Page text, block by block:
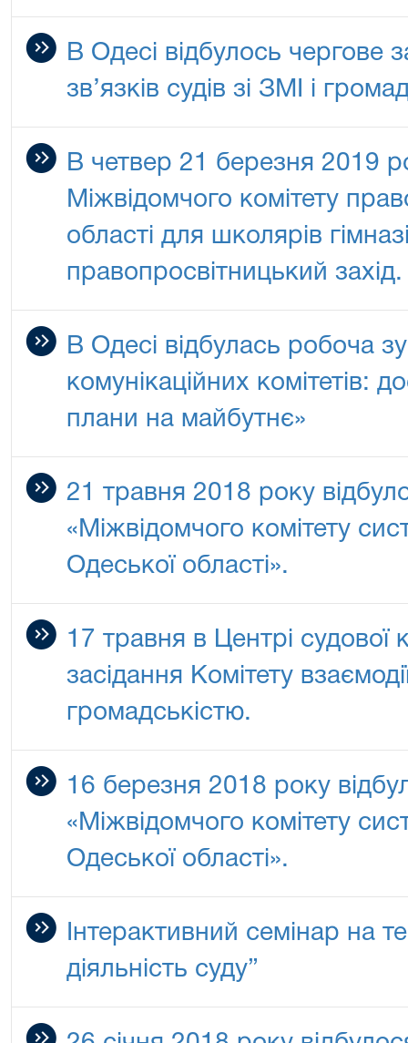
В Одесі відбулось чергове
зв’язків судів зі ЗМІ і
В четвер 21 березня 2019
Міжвідомчого комітету
області для школярів
правопросвітницький захід.
В Одесі відбулась робоча
комунікаційних комітетів:
плани на майбутнє»
21 травня 2018 року
«Міжвідомчого комітету
Одеської області».
17 травня в Центрі судової
засідання Комітету
громадськістю.
16 березня 2018 року
«Міжвідомчого комітету
Одеської області».
Інтерактивний семінар на
діяльність суду”